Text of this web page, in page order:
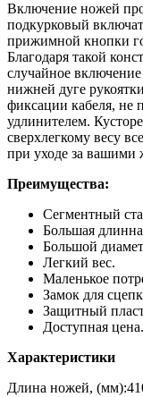
Включение ножей
подкурковый
прижимной кнопки
Благодаря такой
случайное
нижней дуге
фиксации кабеля, не
удлинителем.
сверхлегкому весу
при уходе за
Преимущества:
Сегментный
Большая
Большой
Легкий вес.
Маленькое
Замок для
Защитный
Доступная цена.
Характеристики
Длина ножей,